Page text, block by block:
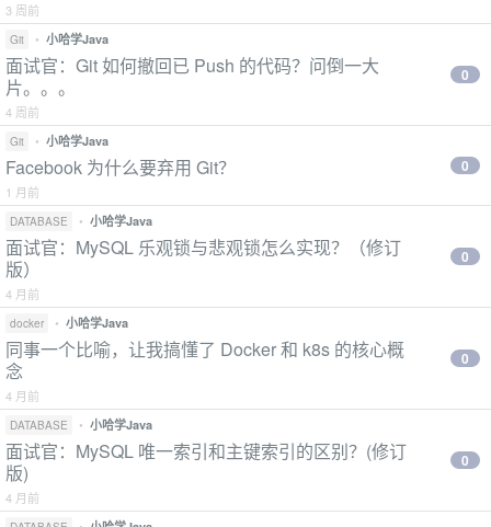
3 周前
Git • 小哈学Java
面试官：Git 如何撤回已 Push 的代码？问倒一大
片。。。
4 周前
0
Git • 小哈学Java
Facebook 为什么要弃用 Git？
1 月前
0
DATABASE • 小哈学Java
面试官：MySQL 乐观锁与悲观锁怎么实现？（修订
版）
4 月前
0
docker • 小哈学Java
同事一个比喻，让我搞懂了 Docker 和 k8s 的核心概
念
4 月前
0
DATABASE • 小哈学Java
面试官：MySQL 唯一索引和主键索引的区别？(修订
版)
4 月前
0